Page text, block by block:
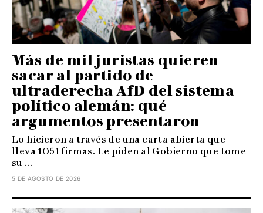
Más de mil juristas quieren
sacar al partido de
ultraderecha AfD del sistema
político alemán: qué
argumentos presentaron
Lo hicieron a través de una carta abierta que
lleva 1051 firmas. Le piden al Gobierno que tome
su ...
5 DE AGOSTO DE 2026